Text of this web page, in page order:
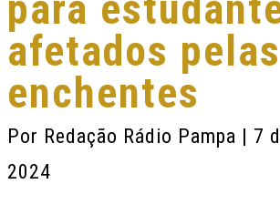
afetados pelas
enchentes
Por Redação Rádio Pampa | 7
2024